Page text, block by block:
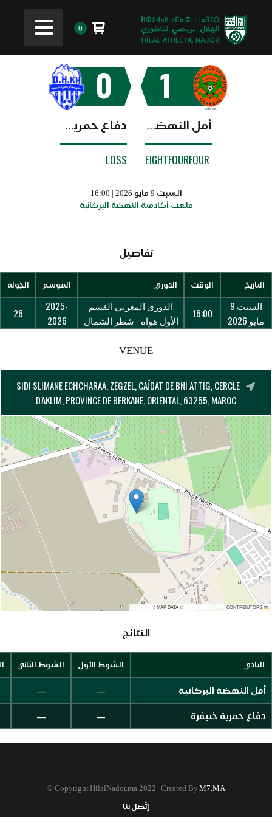
0
1
أمل النهضة البركانية
EIGHTFOURFOUR
0
دفاع حمرية خنيفرة
LOSS
السبت 9 مايو 2026 | 16:00
ملعب أكادمية النهضة البركانية
تفاصيل
التاريخ الوقت الدوري الموسم الجولة
السبت 9
مايو 2026
16:00
الدوري المغربي القسم
الأول هواة - شطر الشمال
2025-
2026
26
VENUE
SIDI SLIMANE ECHCHARAA, ZEGZEL, CAÏDAT DE BNI ATTIG, CERCLE
D'AKLIM, PROVINCE DE BERKANE, ORIENTAL, 63255, MAROC
LEAFLET
|MAP DATA © OPENSTREETMAP CONTRIBUTORS
النتائج
النادي الشوط الأول الشوط الثاني
أمل النهضة البركانية —
—
دفاع حمرية خنيفرة —
—
Copyright HilalNador.ma 2022 | Created ByM7.MA
©
إتّصل بنا